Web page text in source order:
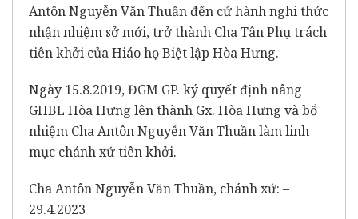
Antôn Nguyễn Văn Thuần đến cử hành nghi thức
nhận nhiệm sở mới, trở thành Cha Tân Phụ trách
tiên khởi của Hiáo họ Biệt lập Hòa Hưng.
Ngày 15.8.2019, ĐGM GP. ký quyết định nâng
GHBL Hòa Hưng lên thành Gx. Hòa Hưng và bổ
nhiệm Cha Antôn Nguyễn Văn Thuần làm linh
mục chánh xứ tiên khởi.
Cha Antôn Nguyễn Văn Thuần, chánh xứ: –
29.4.2023